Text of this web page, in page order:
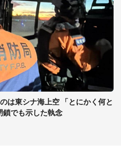
は東シナ海上空 「とにかく何と
鎖でも示した執念